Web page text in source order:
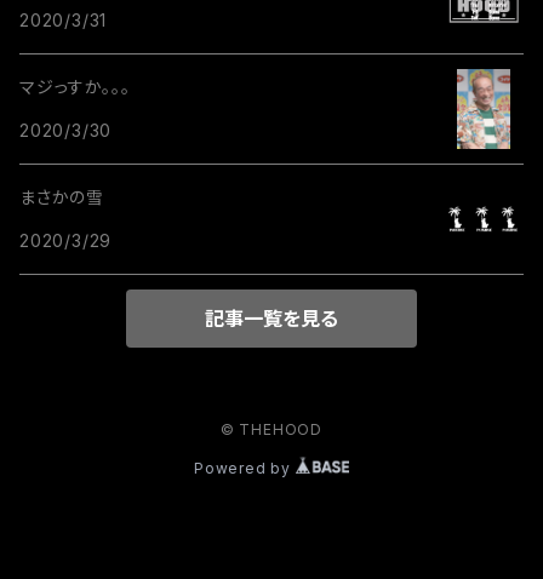
2020/3/31
マジっすか。。。
2020/3/30
まさかの雪
2020/3/29
記事一覧を見る
© THEHOOD
Powered by